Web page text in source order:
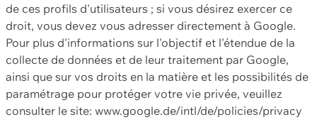
de ces profils d'utilisateurs ; si vous désirez exercer ce
droit, vous devez vous adresser directement à Google.
Pour plus d'informations sur l'objectif et l'étendue de la
collecte de données et de leur traitement par Google,
ainsi que sur vos droits en la matière et les possibilités de
paramétrage pour protéger votre vie privée, veuillez
consulter le site: www.google.de/intl/de/policies/privacy